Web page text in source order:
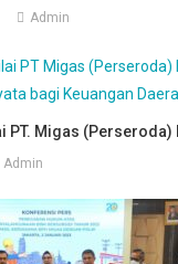
Admin
PT. Migas
Admin